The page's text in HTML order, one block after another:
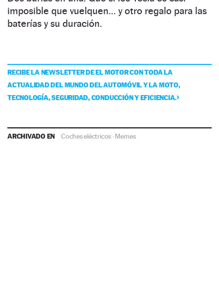
imposible que vuelquen... y otro regalo para las
baterías y su duración.
RECIBE LA NEWSLETTER DE EL MOTOR CON TODA LA
ACTUALIDAD DEL MUNDO DEL AUTOMÓVIL Y LA MOTO,
TECNOLOGÍA, SEGURIDAD, CONDUCCIÓN Y EFICIENCIA.
ARCHIVADO EN Coches eléctricos ·Memes